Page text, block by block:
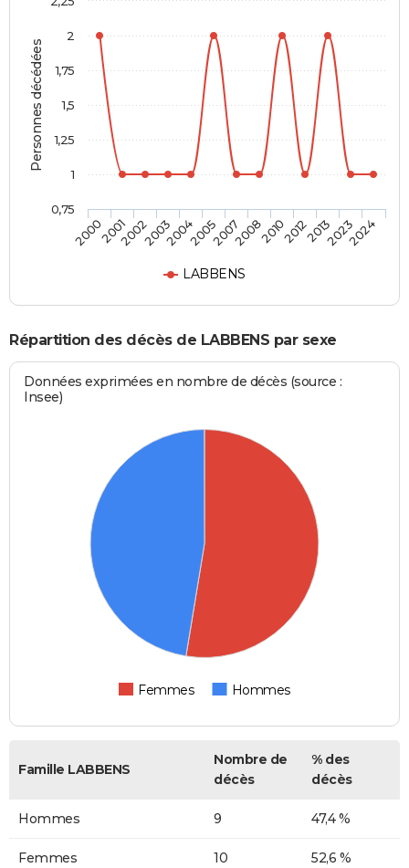
Personnes décédées
LABBENS
2000200120022003200420052007200820102012201320232024
0,75
1
1,25
1,5
1,75
2
Répartition des décès de LABBENS par sexe
Données exprimées en nombre de décès (source :
Insee)
Femmes Hommes
Famille LABBENS
Nombre de
décès
% des
décès
Hommes 9 47,4 %
Femmes 10 52,6 %